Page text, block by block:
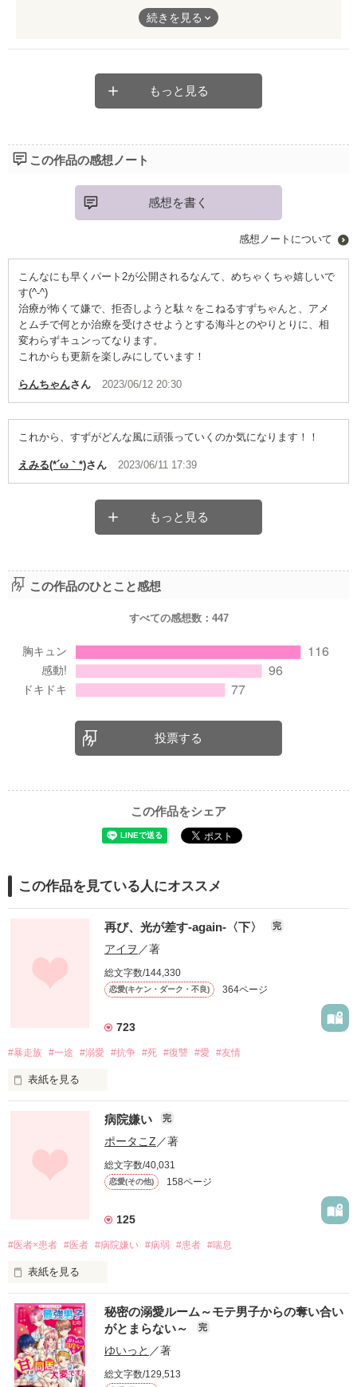
どうなるんだろう」とかずっと考えてました😂
続編ちょっと期待しつつ待ってます☺️
続きを見る
もっと見る
この作品の感想ノート
感想を書く
感想ノートについて
こんなにも早くパート2が公開されるなんて、めちゃくちゃ嬉しいで
す(^-^)
治療が怖くて嫌で、拒否しようと駄々をこねるすずちゃんと、アメ
とムチで何とか治療を受けさせようとする海斗とのやりとりに、相
変わらずキュンってなります。
これからも更新を楽しみにしています！
らんちゃんさん 2023/06/12 20:30
これから、すずがどんな風に頑張っていくのか気になります！！
えみる(*´ω｀*)さん 2023/06/11 17:39
もっと見る
この作品のひとこと感想
すべての感想数： 447
投票する
この作品をシェア
この作品を見ている人にオススメ
再び、光が差す-again-〈下〉 完
アイヲ ／著
総文字数/144,330
恋愛(キケン・ダーク・不良) 364ページ
723
#暴走族 #一途 #溺愛 #抗争 #死 #復讐 #愛 #友情
表紙を見る
勉強で良い成績をとることだけが自分の生きる存在価値だった
でも、それはいつまで？いつ終わりが来る？
母親の支配に苦しみながら生きる私の前に
現れたのは＂自由＂を語る暴走族だった
「お前の人生はお前だけのものだ」
病院嫌い 完
ポータこZ ／著
総文字数/40,031
恋愛(その他) 158ページ
125
#医者×患者 #医者 #病院嫌い #病弱 #患者 #喘息
表紙を見る
佐藤　彩夏　（高校１年生)　喘息持ちで病弱。
病院が大嫌いで、いつも病院を抜け出している
秘密の溺愛ルーム～モテ男子からの奪い合い
がとまらない～
完
ゆいっと ／著
総文字数/129,513